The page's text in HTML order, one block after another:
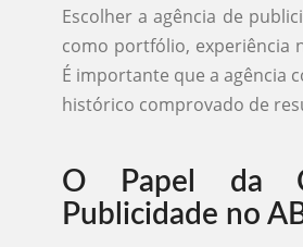
Escolher a agência de
como portfólio, experiência
É importante que a agência
histórico comprovado de
O Papel da
Publicidade no